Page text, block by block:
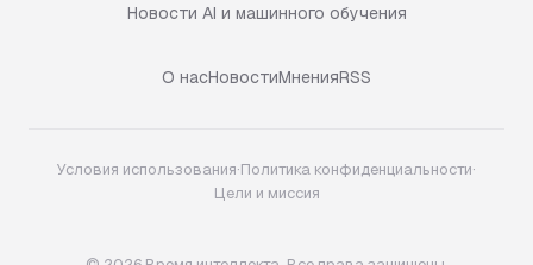
Новости AI и машинного обучения
О насНовостиМненияRSS
Условия использования·Политика конфиденциальности·
Цели и миссия